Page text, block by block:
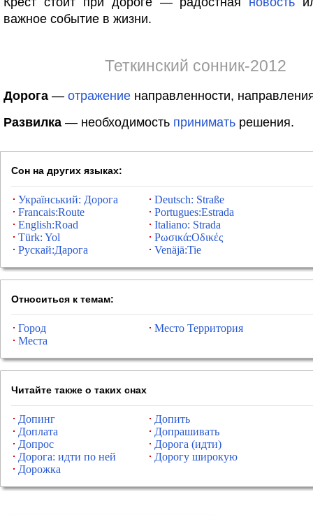
важное событие в жизни.
Теткинский сонник-2012
Дорога — отражение направленности,
Развилка — необходимость принимать решения.
Сон на других языках:
Український: Дорога
Deutsch: Straße
Francais:Route
Portugues:Estrada
English:Road
Italiano: Strada
Türk: Yol
Ρωσικά:Οδικές
Рускай:Дарога
Venäjä:Tie
Относиться к темам:
Город
Место Территория
Места
Читайте также о таких снах
Допинг
Допить
Доплата
Допрашивать
Допрос
Дорога (идти)
Дорога: идти по ней
Дорогу широкую
Дорожка